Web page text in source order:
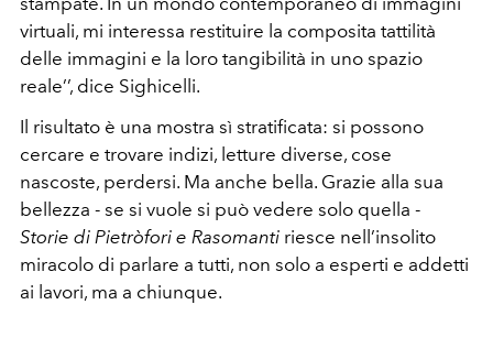
virtuali, mi interessa restituire la composita tattilità
delle immagini e la loro tangibilità in uno spazio
reale’’, dice Sighicelli.
Il risultato è una mostra sì stratificata: si possono
cercare e trovare indizi, letture diverse, cose
nascoste, perdersi. Ma anche bella. Grazie alla sua
bellezza - se si vuole si può vedere solo quella -
Storie di Pietròfori e Rasomanti riesce nell’insolito
miracolo di parlare a tutti, non solo a esperti e addetti
ai lavori, ma a chiunque.